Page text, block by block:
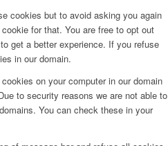
cookies but to avoid asking you again
for that. You are free to opt out
get a better experience. If you refuse
in our domain.
on your computer in our domain
to security reasons we are not able to
You can check these in your